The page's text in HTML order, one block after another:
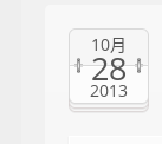
10月
28
2013